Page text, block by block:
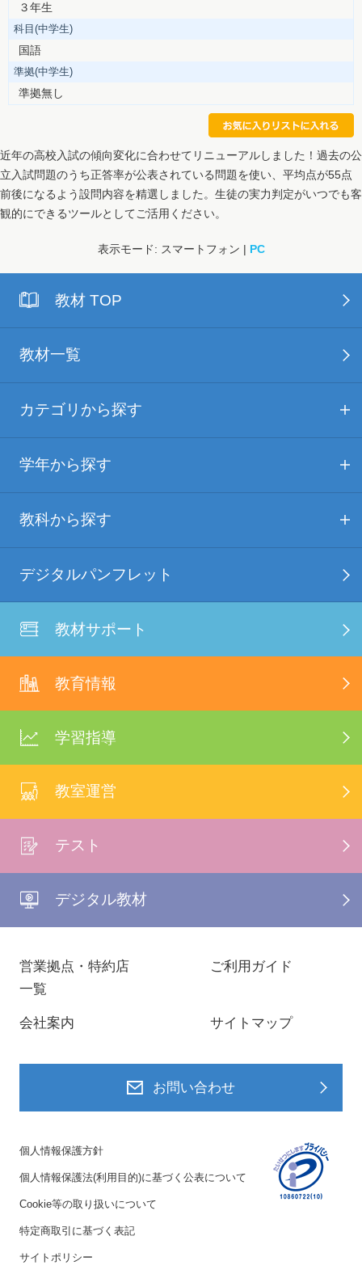
３年生
科目(中学生)
国語
準拠(中学生)
準拠無し
近年の高校入試の傾向変化に合わせてリニューアルしました！過去の公
立入試問題のうち正答率が公表されている問題を使い、平均点が55点
前後になるよう設問内容を精選しました。生徒の実力判定がいつでも客
観的にできるツールとしてご活用ください。
表示モード: スマートフォン | PC
教材 TOP
教材一覧
カテゴリから探す
学年から探す
教科から探す
デジタルパンフレット
教材サポート
教育情報
学習指導
教室運営
テスト
デジタル教材
営業拠点・特約店
一覧
ご利用ガイド
会社案内 サイトマップ
お問い合わせ
個人情報保護方針
個人情報保護法(利用目的)に基づく公表について
Cookie等の取り扱いについて
特定商取引に基づく表記
サイトポリシー